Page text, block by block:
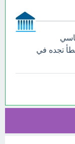
تجده في